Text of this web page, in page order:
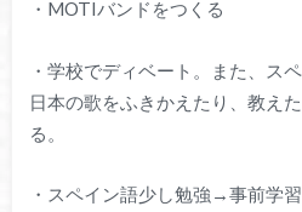
・MOTIバンドをつくる
・学校でディベート。また、ス
日本の歌をふきかえたり、教え
る。
・スペイン語少し勉強→事前学